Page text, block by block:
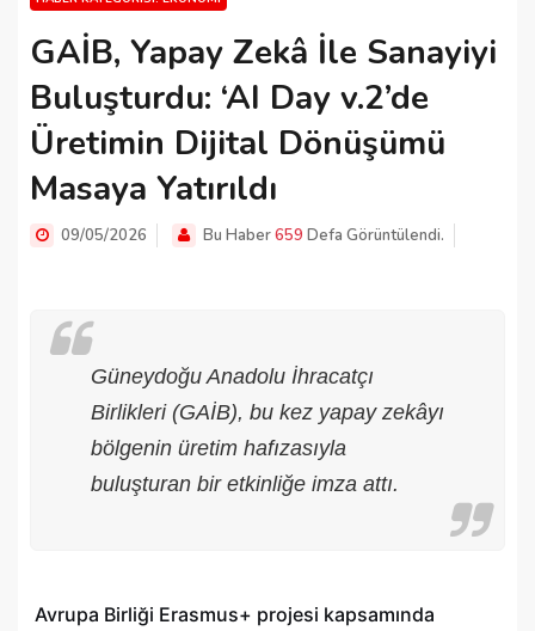
GAİB, Yapay Zekâ İle Sanayiyi
Buluşturdu: ‘AI Day v.2’de
Üretimin Dijital Dönüşümü
Masaya Yatırıldı
09/05/2026 Bu Haber659 Defa Görüntülendi.
Güneydoğu Anadolu İhracatçı
Birlikleri (GAİB), bu kez yapay zekâyı
bölgenin üretim hafızasıyla
buluşturan bir etkinliğe imza attı.
Avrupa Birliği Erasmus+ projesi kapsamında